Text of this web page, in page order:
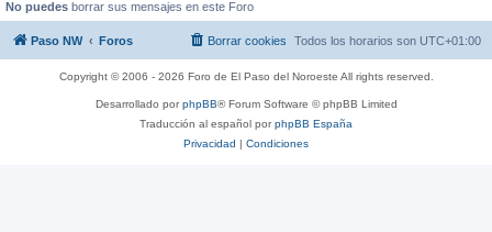
No puedes borrar sus mensajes en este Foro
Paso NW Foros Todos los horarios son UTC+01:00
Borrar cookies
Copyright © 2006 - 2026 Foro de El Paso del Noroeste All rights reserved.
Desarrollado porphpBB® Forum Software © phpBB Limited
Traducción al español porphpBB España
Privacidad | Condiciones